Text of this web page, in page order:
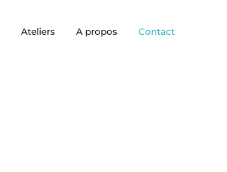
Ateliers A propos Contact